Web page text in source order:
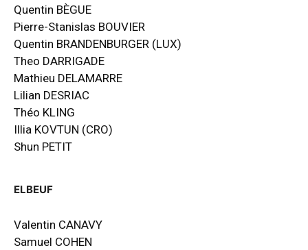
Quentin BÈGUE
Pierre-Stanislas BOUVIER
Quentin BRANDENBURGER (LUX)
Theo DARRIGADE
Mathieu DELAMARRE
Lilian DESRIAC
Théo KLING
Illia KOVTUN (CRO)
Shun PETIT
ELBEUF
Valentin CANAVY
Samuel COHEN